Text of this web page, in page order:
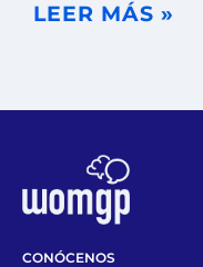
LEER MÁS »
CONÓCENOS